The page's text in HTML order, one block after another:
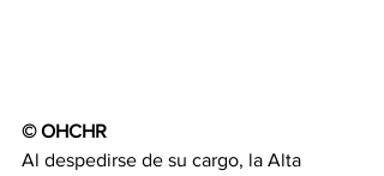
© OHCHR
Al despedirse de su cargo, la Alta